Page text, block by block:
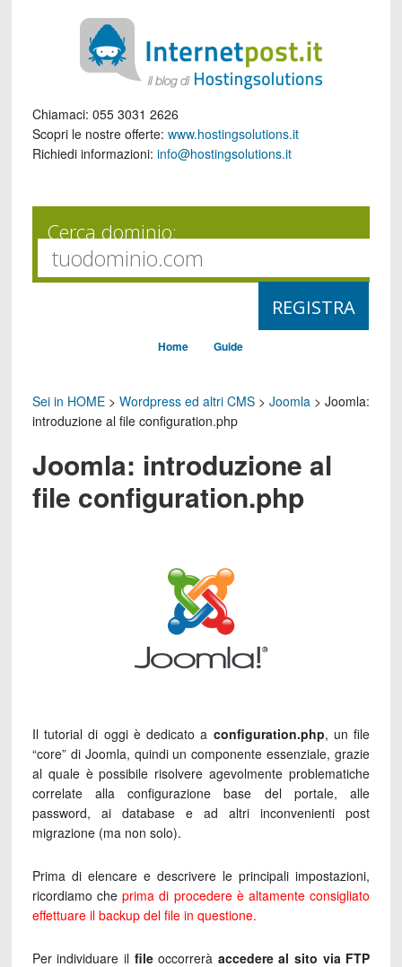
Chiamaci: 055 3031 2626
Scopri le nostre offerte: www.hostingsolutions.it
Richiedi informazioni: info@hostingsolutions.it
Cerca dominio:
Home Guide
Sei in HOME> Wordpress ed altri CMS> Joomla> Joomla:
introduzione al file configuration.php
Joomla: introduzione al
file configuration.php
Il tutorial di oggi è dedicato a configuration.php, un file
“core” di Joomla, quindi un componente essenziale, grazie
al quale è possibile risolvere agevolmente problematiche
correlate alla configurazione base del portale, alle
password, ai database e ad altri inconvenienti post
migrazione (ma non solo).
Prima di elencare e descrivere le principali impostazioni,
ricordiamo cheprima di procedere è altamente consigliato
effettuare il backup del file in questione.
Per individuare il fileoccorrerà accedere al sito via FTP